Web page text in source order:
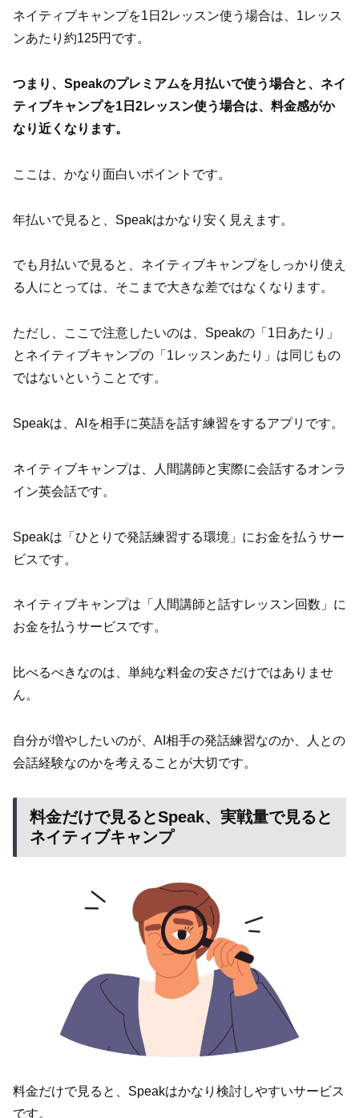
ネイティブキャンプを1日2レッスン使う場合は、1レッス
ンあたり約125円です。
つまり、Speakのプレミアムを月払いで使う場合と、ネイ
ティブキャンプを1日2レッスン使う場合は、料金感がか
なり近くなります。
ここは、かなり面白いポイントです。
年払いで見ると、Speakはかなり安く見えます。
でも月払いで見ると、ネイティブキャンプをしっかり使え
る人にとっては、そこまで大きな差ではなくなります。
ただし、ここで注意したいのは、Speakの「1日あたり」
とネイティブキャンプの「1レッスンあたり」は同じもの
ではないということです。
Speakは、AIを相手に英語を話す練習をするアプリです。
ネイティブキャンプは、人間講師と実際に会話するオンラ
イン英会話です。
Speakは「ひとりで発話練習する環境」にお金を払うサー
ビスです。
ネイティブキャンプは「人間講師と話すレッスン回数」に
お金を払うサービスです。
比べるべきなのは、単純な料金の安さだけではありませ
ん。
自分が増やしたいのが、AI相手の発話練習なのか、人との
会話経験なのかを考えることが大切です。
料金だけで見るとSpeak、実戦量で見ると
ネイティブキャンプ
料金だけで見ると、Speakはかなり検討しやすいサービス
です。